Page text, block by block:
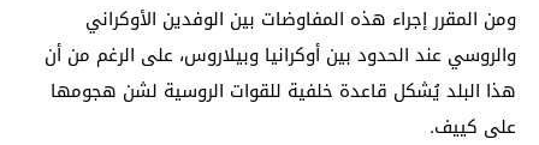
ومن المقرر إجراء هذه المفاوضات بين الوفدين الأوكراني
والروسي عند الحدود بين أوكرانيا وبيلاروس، على الرغم من أن
هذا البلد يُشكل قاعدة خلفية للقوات الروسية لشن هجومها
على كييف.